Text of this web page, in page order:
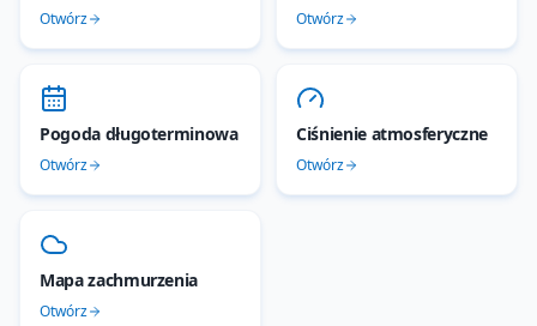
Otwórz Otwórz
Pogoda długoterminowa
Otwórz
Ciśnienie atmosferyczne
Otwórz
Mapa zachmurzenia
Otwórz